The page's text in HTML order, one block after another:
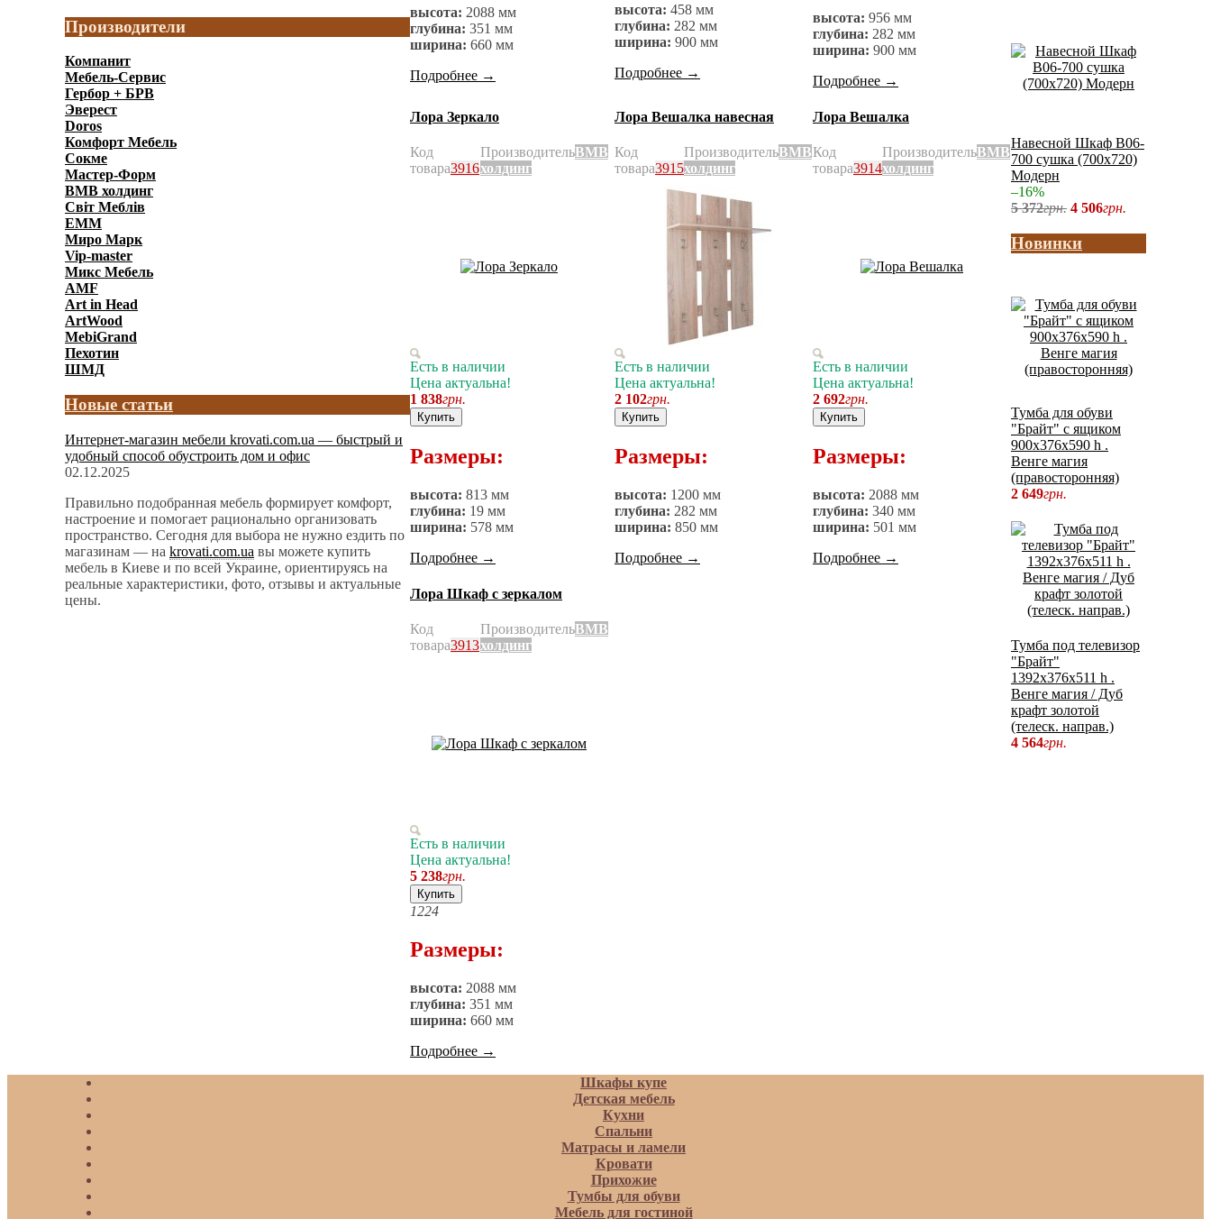
Производители
Компанит
Мебель-Сервис
Гербор + БРВ
Эверест
Doros
Комфорт Мебель
Сокме
Мастер-Форм
ВМВ холдинг
Світ Меблів
ЕММ
Миро Марк
Vip-master
Микс Мебель
AMF
Art in Head
ArtWood
MebiGrand
Пехотин
ШМД
Новые статьи
Интернет-магазин мебели krovati.com.ua — быстрый и
удобный способ обустроить дом и офис
02.12.2025
Правильно подобранная мебель формирует комфорт,
настроение и помогает рационально организовать
пространство. Сегодня для выбора не нужно ездить по
магазинам — на krovati.com.ua вы можете купить
мебель в Киеве и по всей Украине, ориентируясь на
реальные характеристики, фото, отзывы и актуальные
цены.
высота: 2088 мм
глубина: 351 мм
ширина: 660 мм
Подробнее →
высота: 458 мм
глубина: 282 мм
ширина: 900 мм
Подробнее →
высота: 956 мм
глубина: 282 мм
ширина: 900 мм
Подробнее →
Лора Зеркало
Код
товара3916
ПроизводительВМВ
холдинг
Есть в наличии
Цена актуальна!
1 838грн.
Купить
Размеры:
высота: 813 мм
глубина: 19 мм
ширина: 578 мм
Подробнее →
Лора Вешалка навесная
Код
товара3915
ПроизводительВМВ
холдинг
Есть в наличии
Цена актуальна!
2 102грн.
Купить
Размеры:
высота: 1200 мм
глубина: 282 мм
ширина: 850 мм
Подробнее →
Лора Вешалка
Код
товара3914
ПроизводительВМВ
холдинг
Есть в наличии
Цена актуальна!
2 692грн.
Купить
Размеры:
высота: 2088 мм
глубина: 340 мм
ширина: 501 мм
Подробнее →
Лора Шкаф с зеркалом
Код
товара3913
ПроизводительВМВ
холдинг
Есть в наличии
Цена актуальна!
5 238грн.
Купить
1224
Размеры:
высота: 2088 мм
глубина: 351 мм
ширина: 660 мм
Подробнее →
Навесной Шкаф В06-
700 сушка (700x720)
Модерн
–16%
5 372грн. 4 506грн.
Новинки
Тумба для обуви
"Брайт" с ящиком
900х376х590 h .
Венге магия
(правосторонняя)
2 649грн.
Тумба под телевизор
"Брайт"
1392х376х511 h .
Венге магия / Дуб
крафт золотой
(телеск. направ.)
4 564грн.
Шкафы купе
Детская мебель
Кухни
Спальни
Матрасы и ламели
Кровати
Прихожие
Тумбы для обуви
Мебель для гостиной